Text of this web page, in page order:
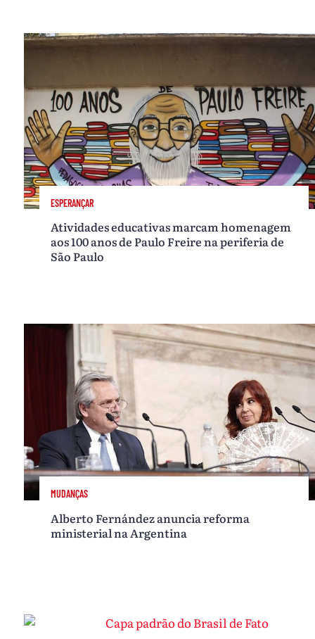
ESPERANÇAR
Atividades educativas marcam homenagem
aos 100 anos de Paulo Freire na periferia de
São Paulo
MUDANÇAS
Alberto Fernández anuncia reforma
ministerial na Argentina